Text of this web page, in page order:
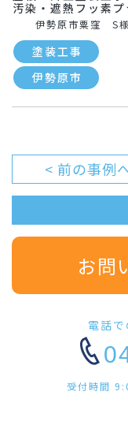
汚染・遮熱フッ素プ
伊勢原市粟窪 S
塗装工事
伊勢原市
< 前の事例
お問
電話
受付時間